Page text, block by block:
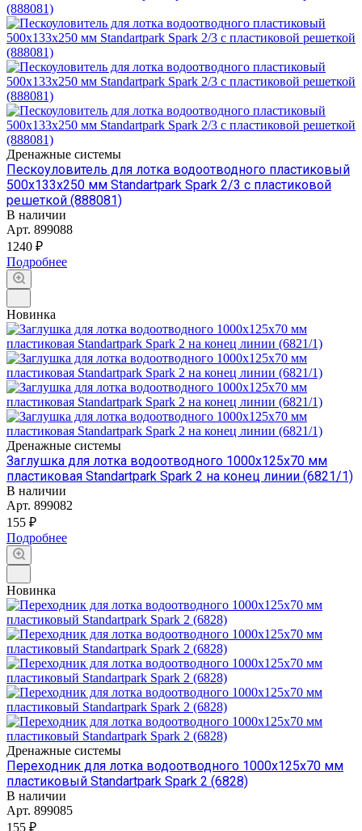
Дренажные системы
Пескоуловитель для лотка водоотводного пластиковый
500х133х250 мм Standartpark Spark 2/3 с пластиковой
решеткой (888081)
В наличии
Арт. 899088
1240 ₽
Подробнее
Новинка
Дренажные системы
Заглушка для лотка водоотводного 1000х125х70 мм
пластиковая Standartpark Spark 2 на конец линии (6821/1)
В наличии
Арт. 899082
155 ₽
Подробнее
Новинка
Дренажные системы
Переходник для лотка водоотводного 1000х125х70 мм
пластиковый Standartpark Spark 2 (6828)
В наличии
Арт. 899085
155 ₽